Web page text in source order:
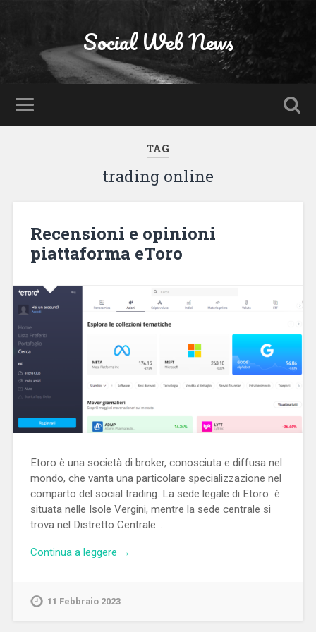
Social Web News
TAG
trading online
Recensioni e opinioni
piattaforma eToro
Etoro è una società di broker, conosciuta e diffusa nel
mondo, che vanta una particolare specializzazione nel
comparto del social trading. La sede legale di Etoro è
situata nelle Isole Vergini, mentre la sede centrale si
trova nel Distretto Centrale…
Continua a leggere →
11 Febbraio 2023